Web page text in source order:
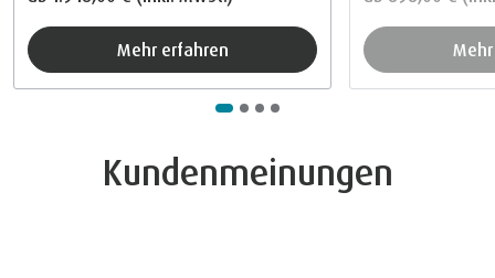
Mehr erfahren
Kundenmeinungen